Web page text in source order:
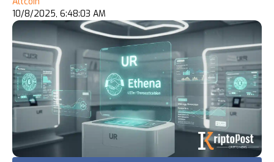
10/8/2025, 6:48:03 AM